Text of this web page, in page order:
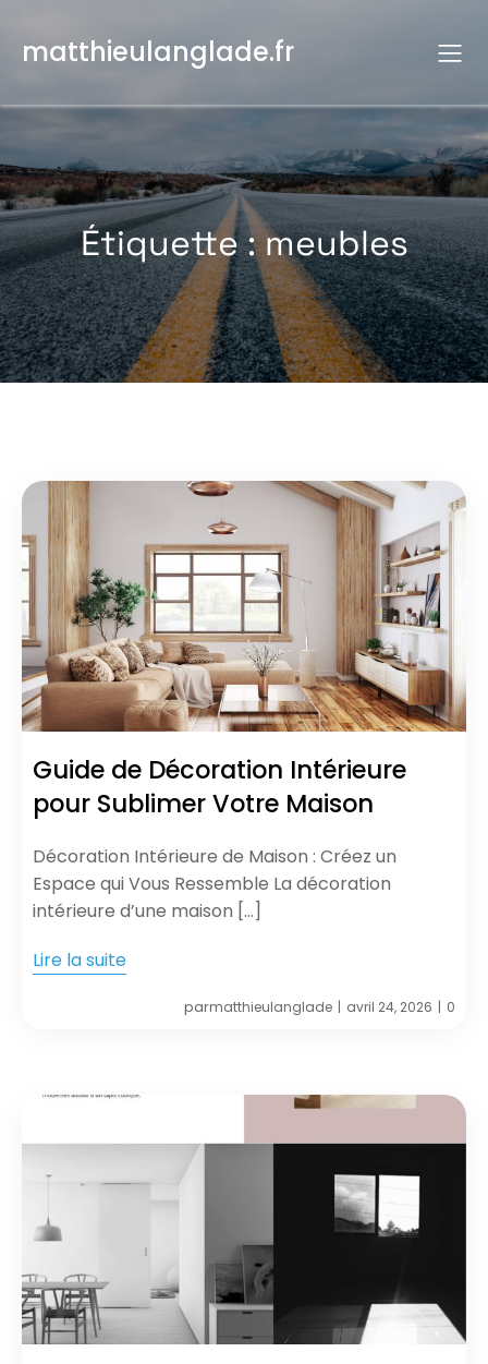
contenu
matthieulanglade.fr
Étiquette :meubles
Guide de Décoration Intérieure
pour Sublimer Votre Maison
Décoration Intérieure de Maison : Créez un
Espace qui Vous Ressemble La décoration
intérieure d’une maison […]
Lire la suite
parmatthieulanglade | avril 24, 2026 | 0